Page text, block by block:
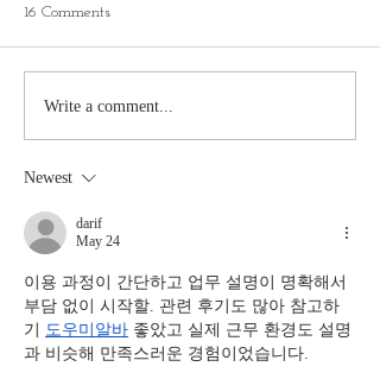
Goal coach and speaker
16 Comments
Write a comment...
Newest
darif
May 24
이용 과정이 간단하고 업무 설명이 명확해서
부담 없이 시작할. 관련 후기도 많아 참고하
기 도우미알바 좋았고 실제 근무 환경도 설명
과 비슷해 만족스러운 경험이었습니다.